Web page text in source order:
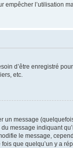
l’utilisation
d’être enregistré
etc.
un message
message indiquant
le message,
que quelqu’un y a